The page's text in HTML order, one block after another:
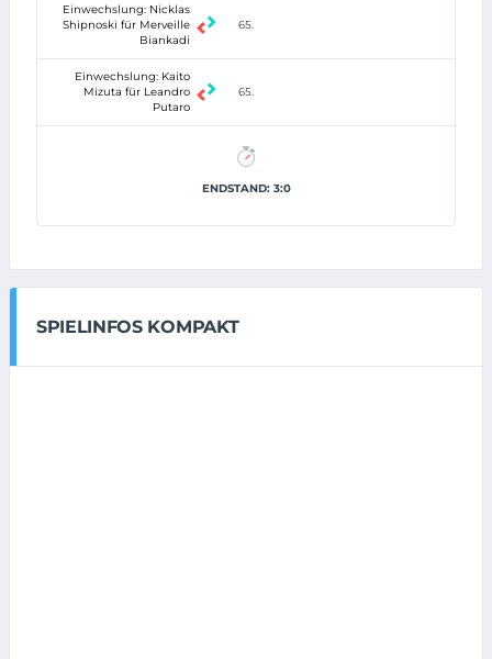
Einwechslung: Nicklas
Shipnoski für Merveille
Biankadi
65.
Einwechslung: Kaito
Mizuta für Leandro
Putaro
65.
ENDSTAND: 3:0
SPIELINFOS KOMPAKT